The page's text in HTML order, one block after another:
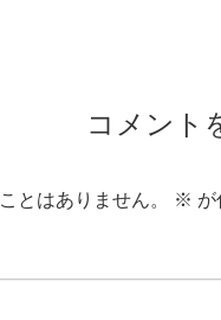
コメント
とはありません。 ※ が